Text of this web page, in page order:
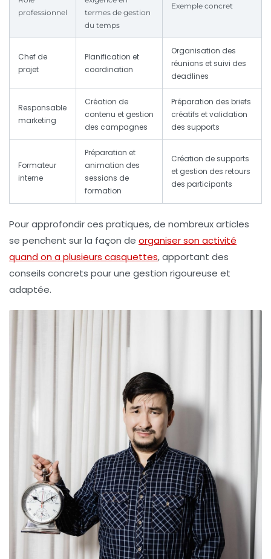
professionnel
termes de gestion
du temps
Exemple concret
Chef de
projet
Planification et
coordination
Organisation des
réunions et suivi des
deadlines
Responsable
marketing
Création de
contenu et gestion
des campagnes
Préparation des briefs
créatifs et validation
des supports
Formateur
interne
Préparation et
animation des
sessions de
formation
Création de supports
et gestion des retours
des participants
Pour approfondir ces pratiques, de nombreux articles
se penchent sur la façon de organiser son activité
quand on a plusieurs casquettes, apportant des
conseils concrets pour une gestion rigoureuse et
adaptée.